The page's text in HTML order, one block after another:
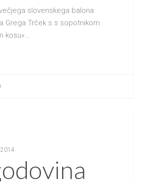
slovenskega balona
Grega Trček s s sopotnikom
kosu«…